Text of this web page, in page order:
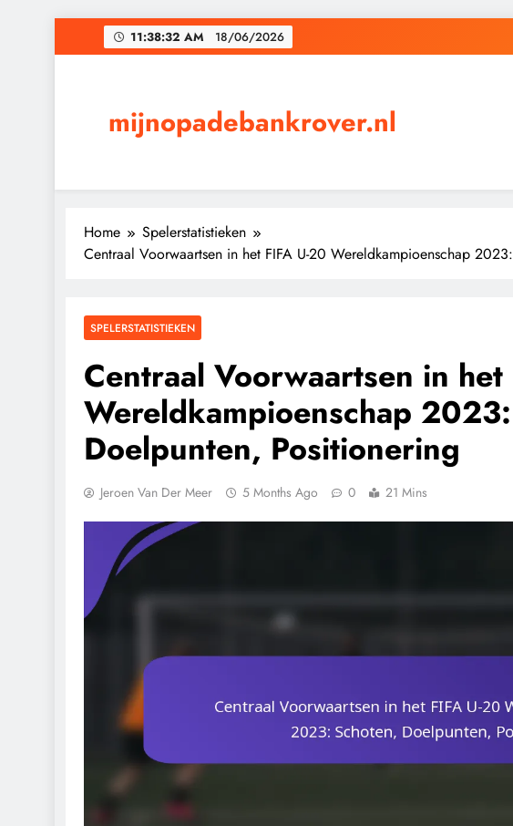
to
11:38:33 AM 18/06/2026
mijnopadebankrover.nl
Home
Spelerstatistieken
Centraal Voorwaartsen in het FIFA U-20 Wereldkampioenschap
SPELERSTATISTIEKEN
Centraal Voorwaartsen in het
Wereldkampioenschap
Doelpunten, Positionering
Jeroen Van Der Meer 5 Months Ago 0 21 Mins